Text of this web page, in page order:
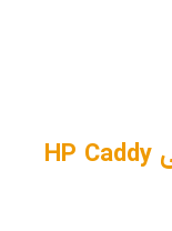
کدی 2.5 اینچی هارد سرور اچ پی HP Caddy